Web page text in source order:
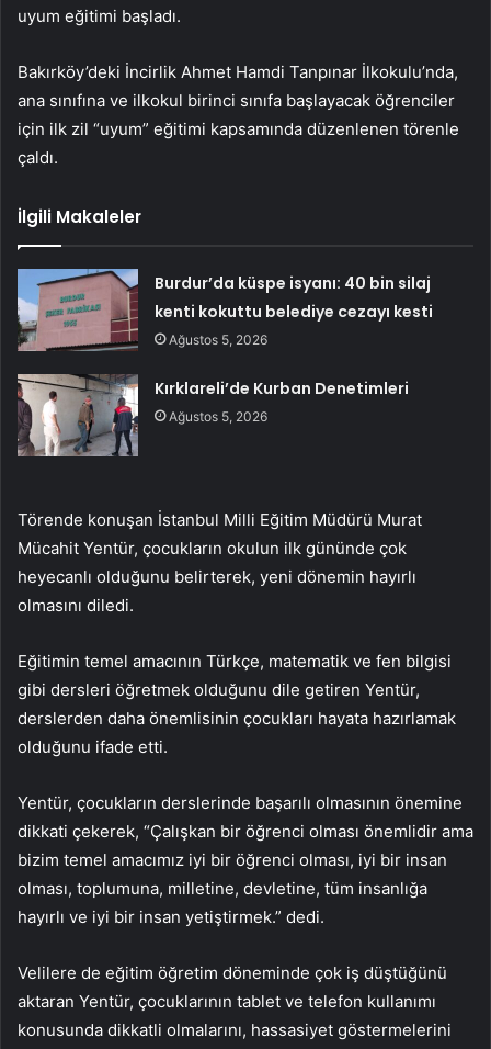
uyum eğitimi başladı.
Bakırköy’deki İncirlik Ahmet Hamdi Tanpınar İlkokulu’nda,
ana sınıfına ve ilkokul birinci sınıfa başlayacak öğrenciler
için ilk zil “uyum” eğitimi kapsamında düzenlenen törenle
çaldı.
İlgili Makaleler
Burdur’da küspe isyanı: 40 bin silaj
kenti kokuttu belediye cezayı kesti
Ağustos 5, 2026
Kırklareli’de Kurban Denetimleri
Ağustos 5, 2026
Törende konuşan İstanbul Milli Eğitim Müdürü Murat
Mücahit Yentür, çocukların okulun ilk gününde çok
heyecanlı olduğunu belirterek, yeni dönemin hayırlı
olmasını diledi.
Eğitimin temel amacının Türkçe, matematik ve fen bilgisi
gibi dersleri öğretmek olduğunu dile getiren Yentür,
derslerden daha önemlisinin çocukları hayata hazırlamak
olduğunu ifade etti.
Yentür, çocukların derslerinde başarılı olmasının önemine
dikkati çekerek, “Çalışkan bir öğrenci olması önemlidir ama
bizim temel amacımız iyi bir öğrenci olması, iyi bir insan
olması, toplumuna, milletine, devletine, tüm insanlığa
hayırlı ve iyi bir insan yetiştirmek.” dedi.
Velilere de eğitim öğretim döneminde çok iş düştüğünü
aktaran Yentür, çocuklarının tablet ve telefon kullanımı
konusunda dikkatli olmalarını, hassasiyet göstermelerini